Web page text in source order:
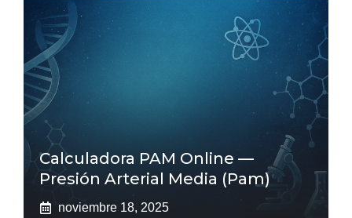
Calculadora PAM Online —
Presión Arterial Media (pam)
noviembre 18, 2025